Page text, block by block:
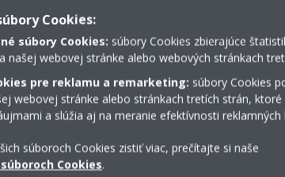
Cookies:
súbory Cookies: súbory Cookies zbierajúce
našej webovej stránke alebo webových stránkach
pre reklamu a remarketing: súbory Cookies
webovej stránke alebo stránkach tretích strán,
a slúžia aj na meranie efektívnosti reklamných
súboroch Cookies zistiť viac, prečítajte si naše
Cookies.